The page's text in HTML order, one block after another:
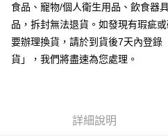
【「AFTEE先享後付」結帳流程】
１．於結帳方式選擇「AFTEE先享後付
結帳頁面，進行簡訊認證並確認金額後
３．收到繳費通知簡訊後14天內，點擊
後付繳納相關費用。
※ 交易是否成功請以「AFTEE先享後付
每筆NT$70，滿NT$999(含以上)免
付款後全家取貨
每筆NT$60，滿NT$999(含以上)免運
付款後7-11取貨
食品、寵物/個人衛生用品、飲食器
品，拆封無法退貨。如發現有瑕疵
要辦理換貨，請於到貨後7天內登錄
貨」，我們將盡速為您處理。
詳細說明